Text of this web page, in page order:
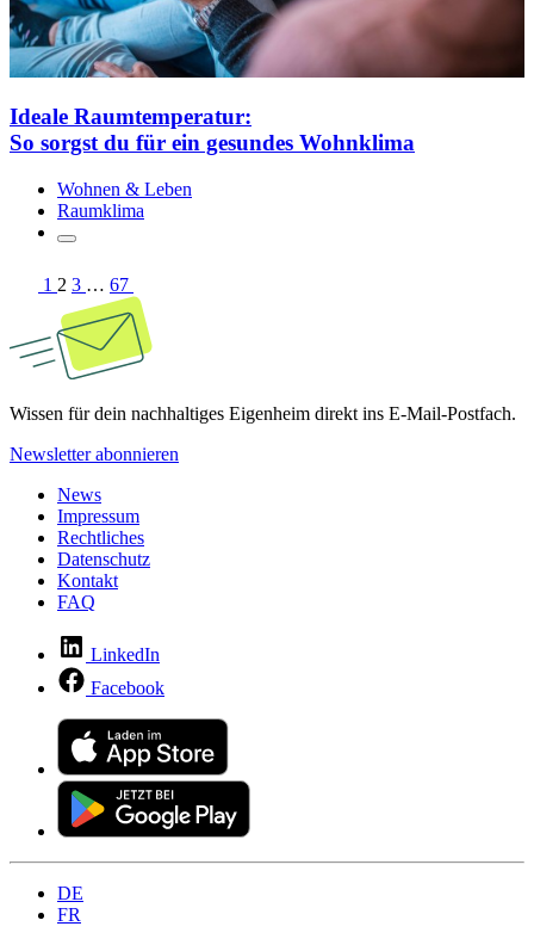
Ideale Raumtemperatur:
So sorgst du für ein gesundes Wohnklima
Wohnen & Leben
Raumklima
1 2 3 … 67
Wissen für dein nachhaltiges Eigenheim direkt ins E-Mail-Postfach.
Newsletter abonnieren
News
Impressum
Rechtliches
Datenschutz
Kontakt
FAQ
LinkedIn
Facebook
DE
FR